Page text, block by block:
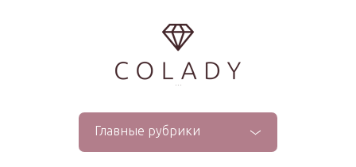
...
Главные рубрики